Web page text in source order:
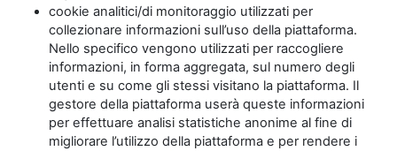
cookie analitici/di monitoraggio utilizzati per
collezionare informazioni sull’uso della piattaforma.
Nello specifico vengono utilizzati per raccogliere
informazioni, in forma aggregata, sul numero degli
utenti e su come gli stessi visitano la piattaforma. Il
gestore della piattaforma userà queste informazioni
per effettuare analisi statistiche anonime al fine di
migliorare l’utilizzo della piattaforma e per rendere i